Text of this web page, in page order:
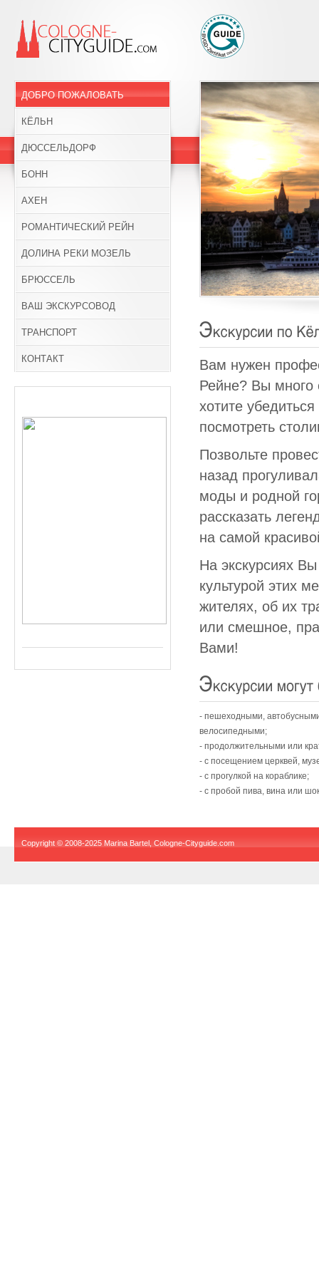
ДОБРО ПОЖАЛОВАТЬ
КЁЛЬН
ДЮССЕЛЬДОРФ
БОНН
АХЕН
РОМАНТИЧЕСКИЙ РЕЙН
ДОЛИНА РЕКИ МОЗЕЛЬ
БРЮССЕЛЬ
ВАШ ЭКСКУРСОВОД
ТРАНСПОРТ
КОНТАКТ
Вам нужен
Рейне? Вы много
хотите
посмотреть
Позвольте
назад
моды и родной
рассказать
на самой
На экскурсиях
культурой этих
жителях, об их
или смешное,
Вами!
- пешеходными,
велосипедными;
- продолжительными или
- с посещением церквей,
- с прогулкой на кораблике;
- с пробой пива, вина или
Copyright © 2008-2025 Marina Bartel, Cologne-Cityguide.com